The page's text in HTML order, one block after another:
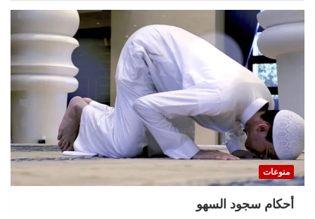
منوعات
أحكام سجود السهو